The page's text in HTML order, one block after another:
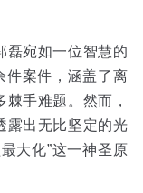
宛如一位智慧的
件案件，涵盖了离
手难题。然而，
露出无比坚定的光
大化”这一神圣原